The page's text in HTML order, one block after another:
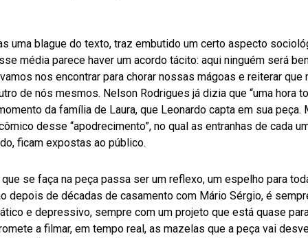
uma blague do texto, traz embutido um certo aspecto
média parece haver um acordo tácito: aqui ninguém será
nos encontrar para chorar nossas mágoas e reiterar
de nós mesmos. Nelson Rodrigues já dizia que “uma hora
da família de Laura, que Leonardo capta em sua peça.
desse “apodrecimento”, no qual as entranhas de cada
ficam expostas ao público.
se faça na peça passa ser um reflexo, um espelho para
depois de décadas de casamento com Mário Sérgio, é
e depressivo, sempre com um projeto que está quase
a filmar, em tempo real, as mazelas que a peça vai